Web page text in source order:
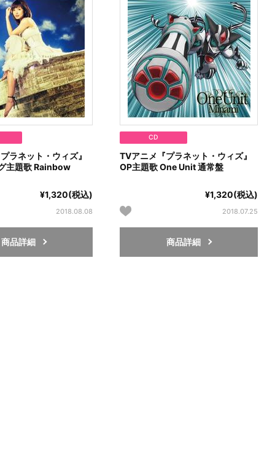
ラネット・ウィズ』
主題歌 Rainbow
¥1,320(税込)
2018.08.08
商品詳細
CD
TVアニメ『プラネット・ウィズ』
OP主題歌 One Unit 通常盤
¥1,320(税込)
2018.07.25
商品詳細